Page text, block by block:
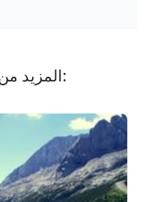
المزيد من خلفيات عالي الدقة مثل هذه: